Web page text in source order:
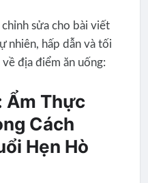
sửa cho bài viết
nhiên, hấp dẫn và tối
địa điểm ăn uống:
Ẩm Thực
Cách
Hẹn Hò